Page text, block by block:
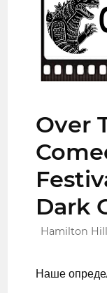
Over
Dark
Hamilton
Наше